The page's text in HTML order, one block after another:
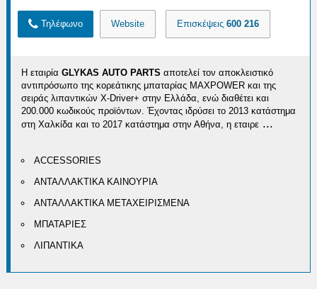
Τηλέφωνο Website Επισκέψεις600 216
Η εταιρία GLYKAS AUTO PARTSαποτελεί τον αποκλειστικό
αντιπρόσωπο της κορεάτικης μπαταρίας MAXPOWER και της
σειράς λιπαντικών X-Driver+ στην Ελλάδα, ενώ διαθέτει και
200.000 κωδικούς προϊόντων. Έχοντας ιδρύσει το 2013 κατάστημα
στη Χαλκίδα και το 2017 κατάστημα στην Αθήνα, η εταιρε ...
ACCESSORIES
ΑΝΤΑΛΛΑΚΤΙΚΑ ΚΑΙΝΟΥΡΙΑ
ΑΝΤΑΛΛΑΚΤΙΚΑ ΜΕΤΑΧΕΙΡΙΣΜΕΝΑ
ΜΠΑΤΑΡΙΕΣ
ΛΙΠΑΝΤΙΚΑ